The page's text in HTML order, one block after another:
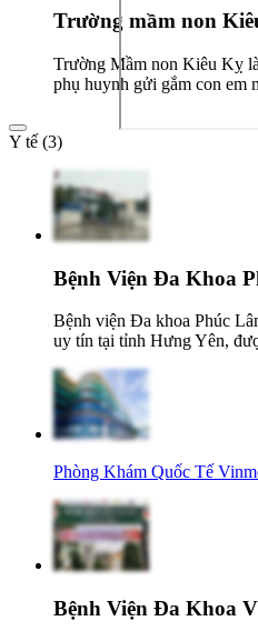
Trường mầm non
Trường Mầm non Kiêu Kỵ
phụ huynh gửi gắm con em
Y tế (3)
Bệnh Viện Đa Khoa
Bệnh viện Đa khoa Phúc
uy tín tại tỉnh Hưng Yên,
Phòng Khám Quốc Tế
Bệnh Viện Đa Khoa